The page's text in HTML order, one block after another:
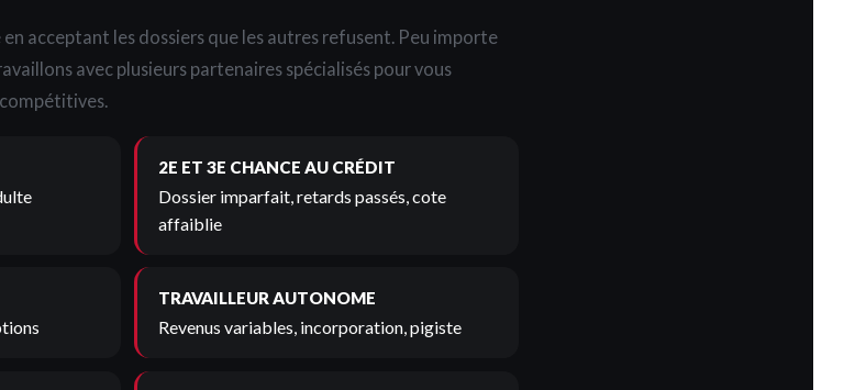
acceptant les dossiers que les autres refusent. Peu importe
avec plusieurs partenaires spécialisés pour vous
2E ET 3E CHANCE AU CRÉDIT
Dossier imparfait, retards passés, cote
affaiblie
TRAVAILLEUR AUTONOME
Revenus variables, incorporation, pigiste